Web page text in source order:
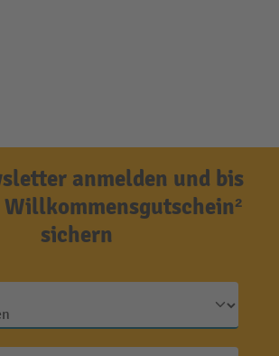
anmelden und bis
sichern